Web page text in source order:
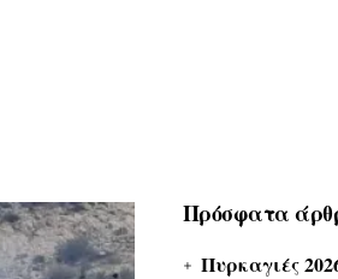
Πρόσφατα
Πυρκαγιές